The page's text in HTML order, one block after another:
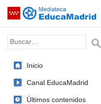
Saltar navegación
Palabra o frase:
Inicio
Canal EducaMadrid
Últimos contenidos